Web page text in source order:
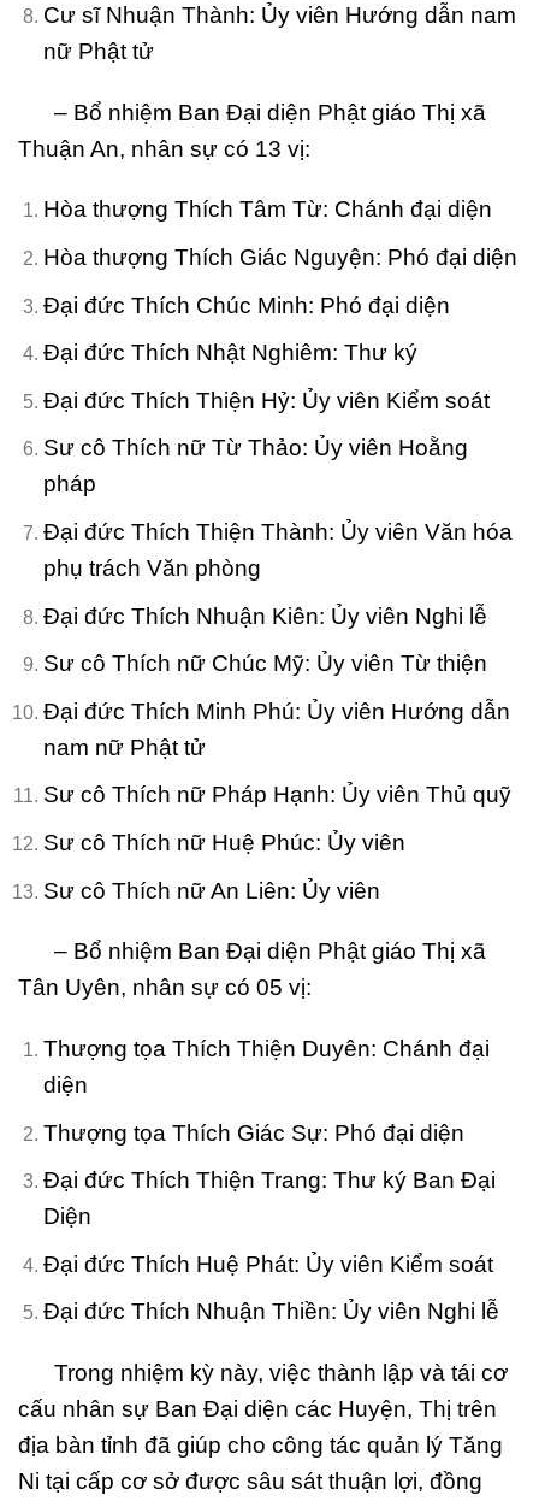
Cư sĩ Nhuận Thành: Ủy viên Hướng dẫn nam
nữ Phật tử
– Bổ nhiệm Ban Đại diện Phật giáo Thị xã
Thuận An, nhân sự có 13 vị:
Hòa thượng Thích Tâm Từ: Chánh đại diện
Hòa thượng Thích Giác Nguyện: Phó đại diện
Đại đức Thích Chúc Minh: Phó đại diện
Đại đức Thích Nhật Nghiêm: Thư ký
Đại đức Thích Thiện Hỷ: Ủy viên Kiểm soát
Sư cô Thích nữ Từ Thảo: Ủy viên Hoằng
pháp
Đại đức Thích Thiện Thành: Ủy viên Văn hóa
phụ trách Văn phòng
Đại đức Thích Nhuận Kiên: Ủy viên Nghi lễ
Sư cô Thích nữ Chúc Mỹ: Ủy viên Từ thiện
Đại đức Thích Minh Phú: Ủy viên Hướng dẫn
nam nữ Phật tử
Sư cô Thích nữ Pháp Hạnh: Ủy viên Thủ quỹ
Sư cô Thích nữ Huệ Phúc: Ủy viên
Sư cô Thích nữ An Liên: Ủy viên
– Bổ nhiệm Ban Đại diện Phật giáo Thị xã
Tân Uyên, nhân sự có 05 vị:
Thượng tọa Thích Thiện Duyên: Chánh đại
diện
Thượng tọa Thích Giác Sự: Phó đại diện
Đại đức Thích Thiện Trang: Thư ký Ban Đại
Diện
Đại đức Thích Huệ Phát: Ủy viên Kiểm soát
Đại đức Thích Nhuận Thiền: Ủy viên Nghi lễ
Trong nhiệm kỳ này, việc thành lập và tái cơ
cấu nhân sự Ban Đại diện các Huyện, Thị trên
địa bàn tỉnh đã giúp cho công tác quản lý Tăng
Ni tại cấp cơ sở được sâu sát thuận lợi, đồng